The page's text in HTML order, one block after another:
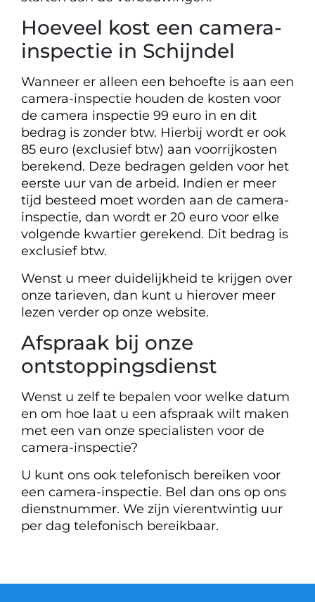
Hoeveel kost een camera-
inspectie in Schijndel
Wanneer er alleen een behoefte is aan een
camera-inspectie houden de kosten voor
de camera inspectie 99 euro in en dit
bedrag is zonder btw. Hierbij wordt er ook
85 euro (exclusief btw) aan voorrijkosten
berekend. Deze bedragen gelden voor het
eerste uur van de arbeid. Indien er meer
tijd besteed moet worden aan de camera-
inspectie, dan wordt er 20 euro voor elke
volgende kwartier gerekend. Dit bedrag is
exclusief btw.
Wenst u meer duidelijkheid te krijgen over
onze tarieven, dan kunt u hierover meer
lezen verder op onze website.
Afspraak bij onze
ontstoppingsdienst
Wenst u zelf te bepalen voor welke datum
en om hoe laat u een afspraak wilt maken
met een van onze specialisten voor de
camera-inspectie?
U kunt ons ook telefonisch bereiken voor
een camera-inspectie. Bel dan ons op ons
dienstnummer. We zijn vierentwintig uur
per dag telefonisch bereikbaar.